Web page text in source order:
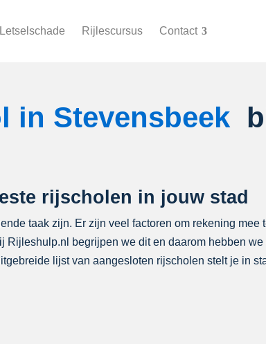
Letselschade Rijlescursus Contact
in Stevensbeek
rijscholen in jouw stad
taak zijn. Er zijn veel factoren om rekening mee
begrijpen we dit en daarom hebben
lijst van aangesloten rijscholen stelt je in